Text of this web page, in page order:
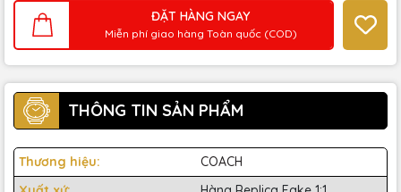
ĐẶT HÀNG NGAY
Miễn phí giao hàng Toàn quốc (COD)
THÔNG TIN SẢN PHẨM
Thương hiệu:
COACH